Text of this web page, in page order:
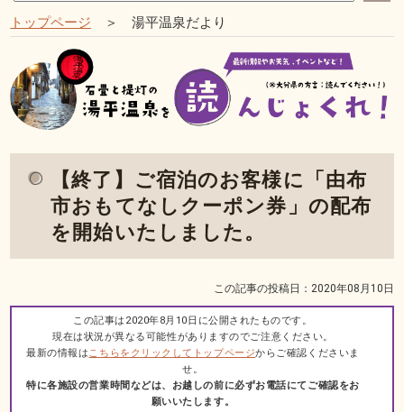
トップページ ＞ 湯平温泉だより
【終了】ご宿泊のお客様に「由布
市おもてなしクーポン券」の配布
を開始いたしました。
この記事の投稿日：2020年08月10日
この記事は2020年8月10日に公開されたものです。
現在は状況が異なる可能性がありますのでご注意ください。
最新の情報はこちらをクリックしてトップページからご確認くださいま
せ。
特に各施設の営業時間などは、お越しの前に必ずお電話にてご確認をお
願いいたします。